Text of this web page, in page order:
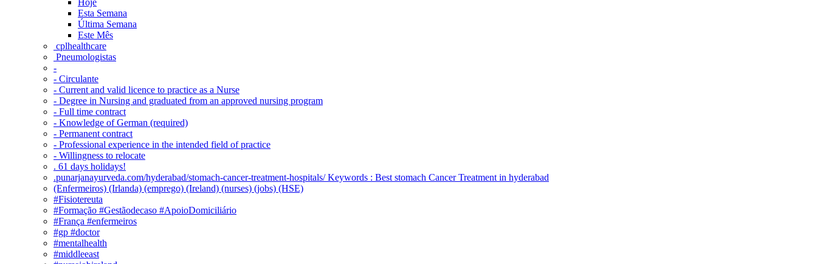
Esta Semana
Última Semana
Este Mês
‎ cplhealthcare‬
Pneumologistas
-
- Circulante
- Current and valid licence to practice as a Nurse
- Degree in Nursing and graduated from an approved nursing program
- Full time contract
- Knowledge of German (required)
- Permanent contract
- Professional experience in the intended field of practice
- Willingness to relocate
. 61 days holidays!
.punarjanayurveda.com/hyderabad/stomach-cancer-treatment-hospitals/ Keywords : Best stomach Cancer Treatment in hyderabad
(Enfermeiros) (Irlanda) (emprego) (Ireland) (nurses) (jobs) (HSE)
#Fisiotereuta
#Formação #Gestãodecaso #ApoioDomiciliário
#França #enfermeiros
#gp #doctor
#mentalhealth
#middleeast